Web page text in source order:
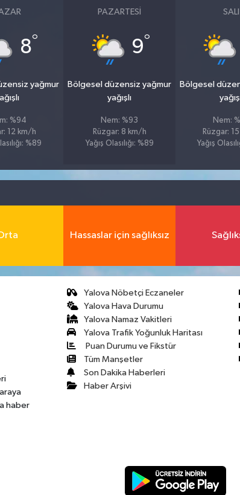
8°
yağmur
%94
12 km/h
%89
PAZARTESI
9°
Bölgesel düzensiz yağmur
yağışlı
Nem: %93
Rüzgar: 8 km/h
Yağış Olasılığı: %89
SALI
Bölgesel
Nem:
Rüzgar:
Yağış
Hassaslar için sağlıksız
haber
Yalova Nöbetçi Eczaneler
Yalova Hava Durumu
Yalova Namaz Vakitleri
Yalova Trafik Yoğunluk Haritası
Puan Durumu ve Fikstür
Tüm Manşetler
Son Dakika Haberleri
Haber Arşivi